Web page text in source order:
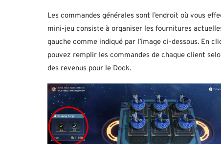
Les commandes générales sont l’endroit où vous
mini-jeu consiste à organiser les fournitures
gauche comme indiqué par l’image ci-dessous. En
pouvez remplir les commandes de chaque client
des revenus pour le Dock.